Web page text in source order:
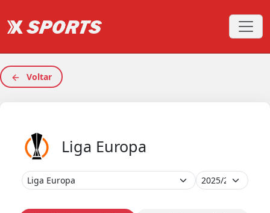
Voltar
Liga Europa